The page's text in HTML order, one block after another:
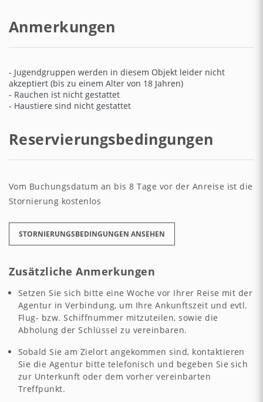
Anmerkungen
- Jugendgruppen werden in diesem Objekt leider nicht
akzeptiert (bis zu einem Alter von 18 Jahren)
- Rauchen ist nicht gestattet
- Haustiere sind nicht gestattet
Reservierungsbedingungen
Vom Buchungsdatum an bis 8 Tage vor der Anreise ist die
Stornierung kostenlos
STORNIERUNGSBEDINGUNGEN ANSEHEN
Zusätzliche Anmerkungen
Setzen Sie sich bitte eine Woche vor Ihrer Reise mit der
Agentur in Verbindung, um Ihre Ankunftszeit und evtl.
Flug- bzw. Schiffnummer mitzuteilen, sowie die
Abholung der Schlüssel zu vereinbaren.
Sobald Sie am Zielort angekommen sind, kontaktieren
Sie die Agentur bitte telefonisch und begeben Sie sich
zur Unterkunft oder dem vorher vereinbarten
Treffpunkt.